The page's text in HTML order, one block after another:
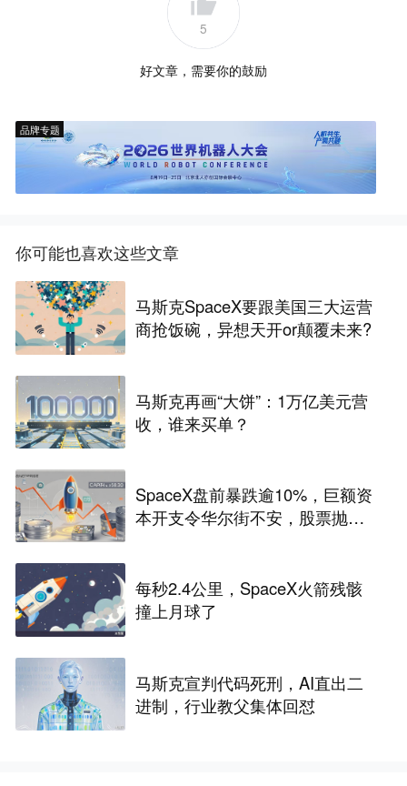
5
好文章，需要你的鼓励
品牌专题
你可能也喜欢这些文章
马斯克SpaceX要跟美国三大运营
商抢饭碗，异想天开or颠覆未来?
马斯克再画“大饼”：1万亿美元营
收，谁来买单？
SpaceX盘前暴跌逾10%，巨额资
本开支令华尔街不安，股票抛
每秒2.4公里，SpaceX火箭残骸
撞上月球了
马斯克宣判代码死刑，AI直出二
进制，行业教父集体回怼